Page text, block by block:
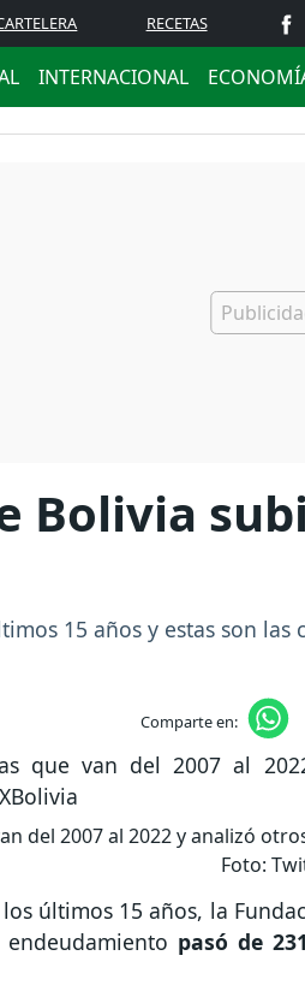
RECETAS
INTERNACIONAL
Bolivia
15 años y estas son las
Comparte en:
del 2007 al 2022 y analizó
Foto:
últimos 15 años, la
pasó de